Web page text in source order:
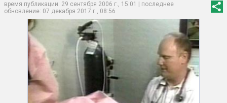
время публикации: 29 сентября 2006 г., 15:01 | последнее
обновление: 07 декабря 2017 г., 08:56